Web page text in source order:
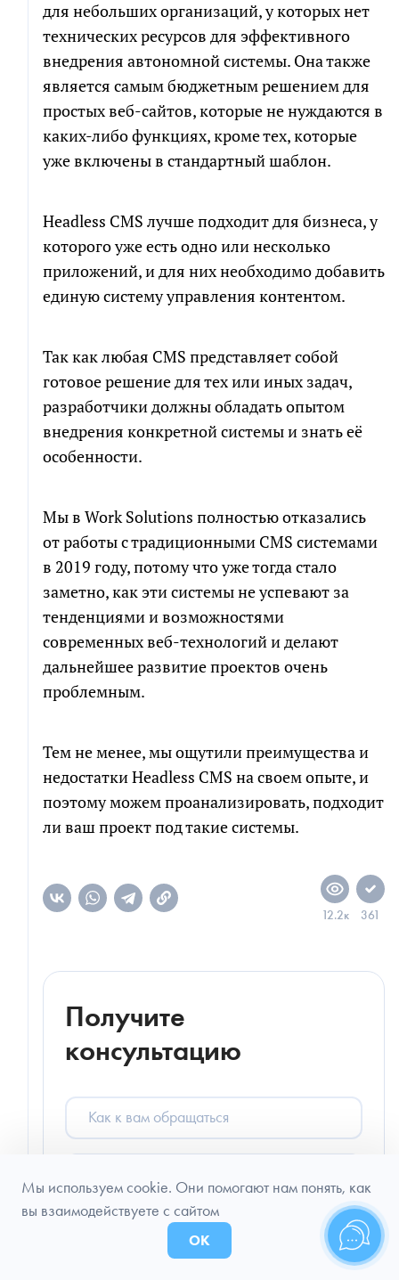
для небольших организаций, у которых нет
технических ресурсов для эффективного
внедрения автономной системы. Она также
является самым бюджетным решением для
простых веб-сайтов, которые не нуждаются в
каких-либо функциях, кроме тех, которые
уже включены в стандартный шаблон.
Headless CMS лучше подходит для бизнеса, у
которого уже есть одно или несколько
приложений, и для них необходимо добавить
единую систему управления контентом.
Так как любая CMS представляет собой
готовое решение для тех или иных задач,
разработчики должны обладать опытом
внедрения конкретной системы и знать её
особенности.
Мы в Work Solutions полностью отказались
от работы с традиционными CMS системами
в 2019 году, потому что уже тогда стало
заметно, как эти системы не успевают за
тенденциями и возможностями
современных веб-технологий и делают
дальнейшее развитие проектов очень
проблемным.
Тем не менее, мы ощутили преимущества и
недостатки Headless CMS на своем опыте, и
поэтому можем проанализировать, подходит
ли ваш проект под такие системы.
12.2к 361
Получите
консультацию
Как
вам
обращаться
Телефон
Чтобы не беспокоить вас звонками,
мы напишем в мессенджер для
выбора удобного канала связи
Мы используем cookie. Они помогают нам понять, как
вы взаимодействуете с сайтом
ОК